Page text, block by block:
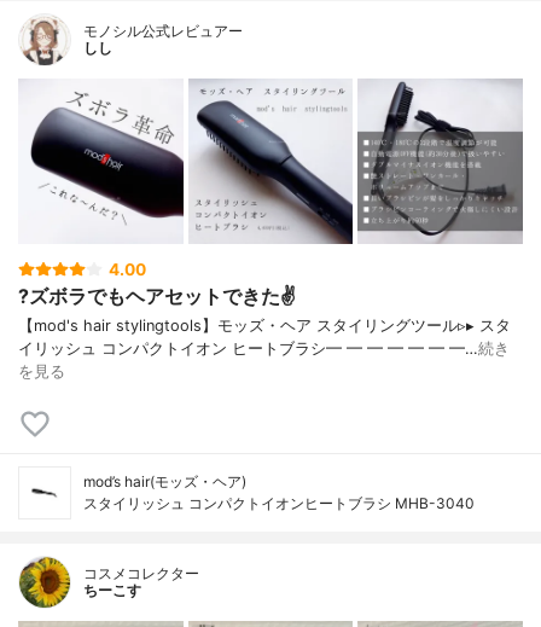
モノシル公式レビュアー
しし
4.00
?ズボラでもヘアセットできた✌️
【mod's hair stylingtools】モッズ・ヘア スタイリングツール▹▸ スタ
イリッシュ コンパクトイオン ヒートブラシ━ ━ ━ ━ ━ ━ ━…続き
を見る
mod’s hair(モッズ・ヘア)
スタイリッシュ コンパクトイオンヒートブラシ MHB-3040
コスメコレクター
ちーこす